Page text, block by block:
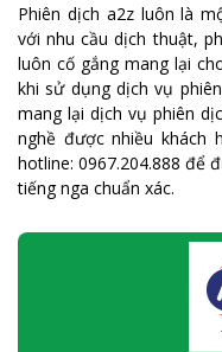
Phiên dịch a2z luôn là
với nhu cầu dịch thuật,
luôn cố gắng mang lại
khi sử dụng dịch vụ
mang lại dịch vụ phiên
nghề được nhiều khách
hotline: 0967.204.888 để
tiếng nga chuẩn xác.